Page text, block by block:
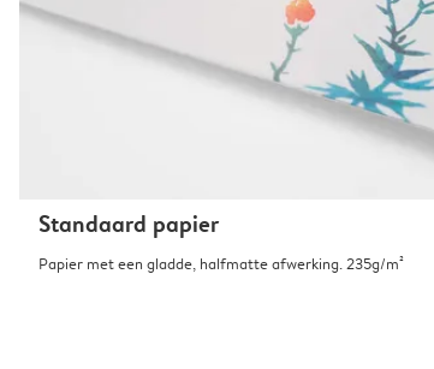
Standaard papier
Papier met een gladde, halfmatte afwerking. 235g/m²